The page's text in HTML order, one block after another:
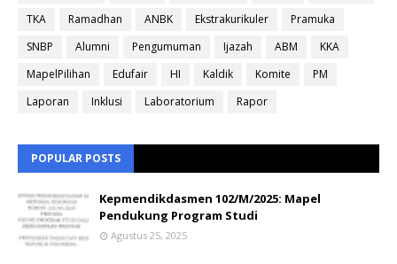
TKA
Ramadhan ANBK Ekstrakurikuler
Pramuka
SNBP
Alumni Pengumuman Ijazah ABM
KKA
MapelPilihan
Edufair HI Kaldik Komite
PM
Laporan
Inklusi Laboratorium Rapor
POPULAR POSTS
Kepmendikdasmen 102/M/2025: Mapel
Pendukung Program Studi
Agustus 25, 2025